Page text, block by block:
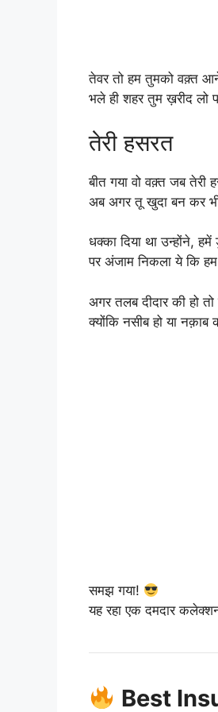
तेवर तो हम तुमको वक़्त
भले ही शहर तुम ख़रीद लो
तेरी हसरत
बीत गया वो वक़्त जब तेरी
अब अगर तू खुदा बन कर
धक्का दिया था उन्होंने,
पर अंजाम निकला ये कि
अगर तलब दीदार की हो
क्योंकि नसीब हो या
समझ गया!
यह रहा एक दमदार
Best